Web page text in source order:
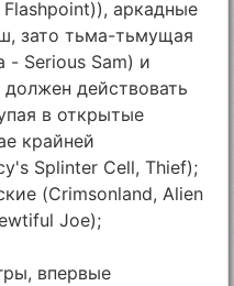
аркадные
зато тьма-тьмущая
- Serious Sam) и
действовать
в открытые
крайней
Splinter Cell, Thief);
(Crimsonland, Alien
Joe);
впервые